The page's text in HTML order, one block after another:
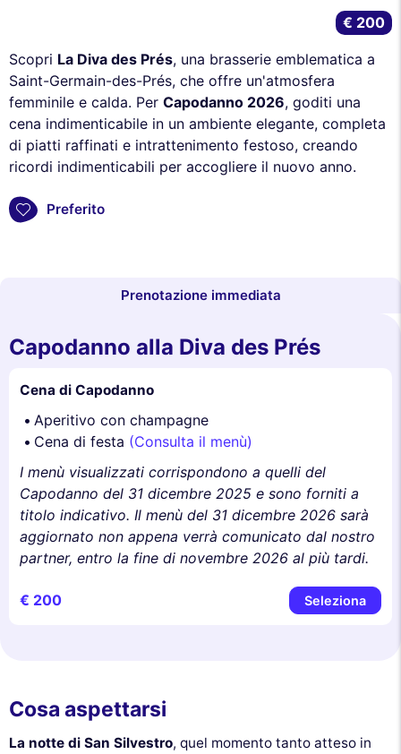
Scopri La Diva des Prés, una brasserie emblematica a
Saint-Germain-des-Prés, che offre un'atmosfera
femminile e calda. Per Capodanno 2026, goditi una
cena indimenticabile in un ambiente elegante, completa
di piatti raffinati e intrattenimento festoso, creando
ricordi indimenticabili per accogliere il nuovo anno.
Preferito
€ 200
Prenotazione immediata
Capodanno alla Diva des Prés
Cena di Capodanno
Aperitivo con champagne
Cena di festa (Consulta il menù)
I menù visualizzati corrispondono a quelli del
Capodanno del 31 dicembre 2025 e sono forniti a
titolo indicativo. Il menù del 31 dicembre 2026 sarà
aggiornato non appena verrà comunicato dal nostro
partner, entro la fine di novembre 2026 al più tardi.
€ 200 Seleziona
Cosa aspettarsi
La notte di San Silvestro, quel momento tanto atteso in